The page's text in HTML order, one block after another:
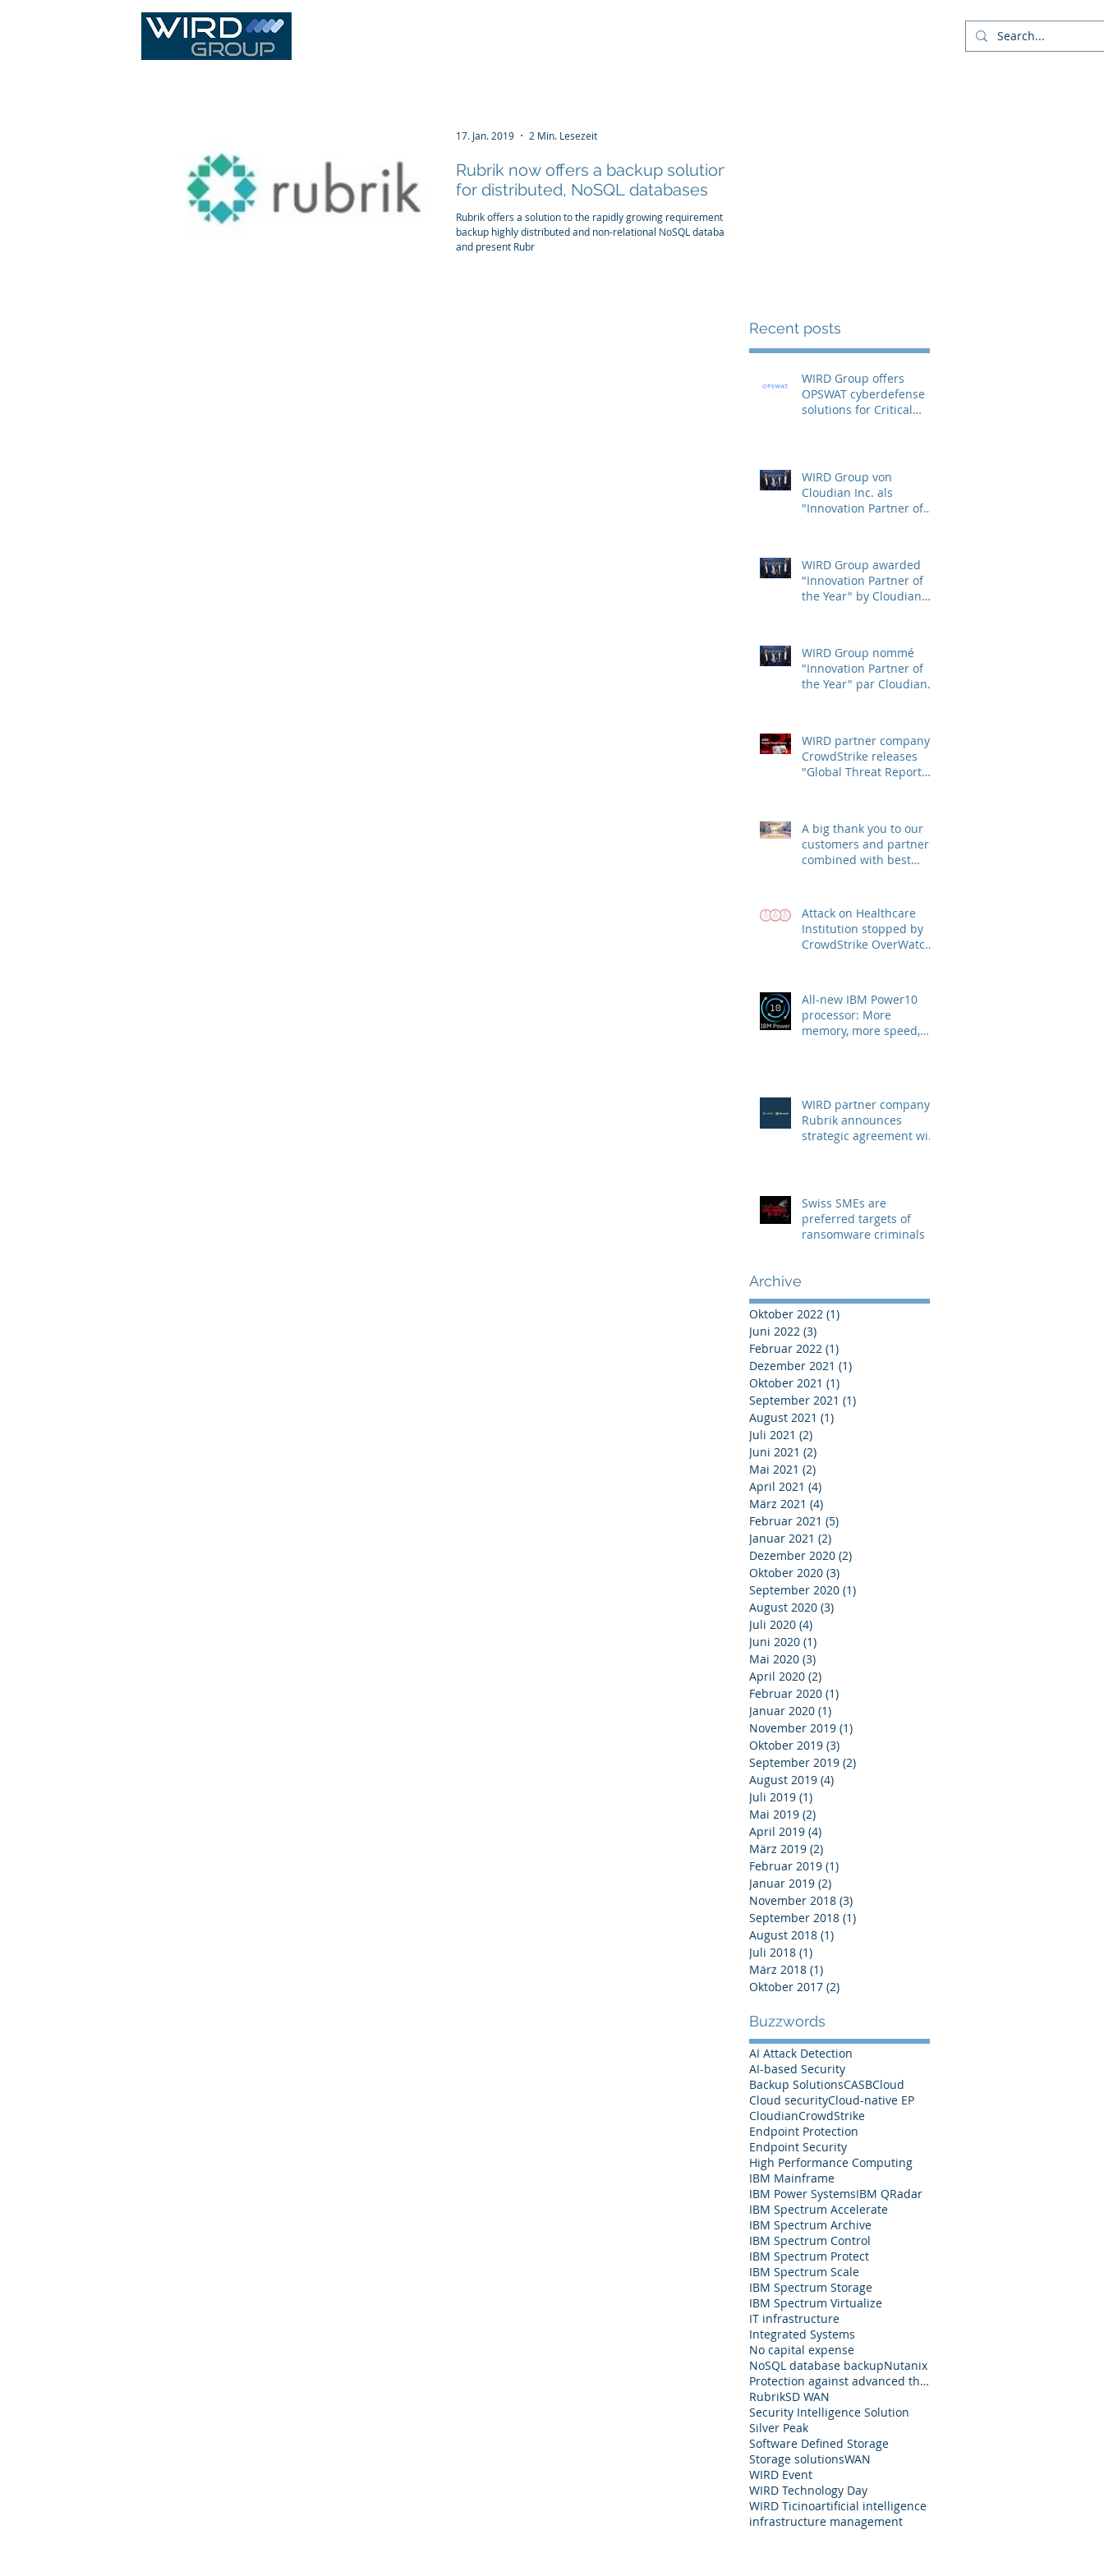
Rubrik now offers a backup solution
for distributed, NoSQL databases
Rubrik offers a solution to the rapidly growing requirement to
backup highly distributed and non-relational NoSQL databases
and present Rubr
17. Jan. 2019 2 Min. Lesezeit
Recent posts
WIRD Group offers
OPSWAT cyberdefense
solutions for Critical
WIRD Group von
Cloudian Inc. als
"Innovation Partner of
WIRD Group awarded
"Innovation Partner of
the Year" by Cloudian
WIRD Group nommé
"Innovation Partner of
the Year" par Cloudian
WIRD partner company
CrowdStrike releases
"Global Threat Report
A big thank you to our
customers and partners,
combined with best
Attack on Healthcare
Institution stopped by
CrowdStrike OverWatch
All-new IBM Power10
processor: More
memory, more speed,
WIRD partner company
Rubrik announces
strategic agreement with
Swiss SMEs are
preferred targets of
ransomware criminals
Archive
Oktober 2022 (1)
Juni 2022 (3)
Februar 2022 (1)
Dezember 2021 (1)
Oktober 2021 (1)
September 2021 (1)
August 2021 (1)
Juli 2021 (2)
Juni 2021 (2)
Mai 2021 (2)
April 2021 (4)
März 2021 (4)
Februar 2021 (5)
Januar 2021 (2)
Dezember 2020 (2)
Oktober 2020 (3)
September 2020 (1)
August 2020 (3)
Juli 2020 (4)
Juni 2020 (1)
Mai 2020 (3)
April 2020 (2)
Februar 2020 (1)
Januar 2020 (1)
November 2019 (1)
Oktober 2019 (3)
September 2019 (2)
August 2019 (4)
Juli 2019 (1)
Mai 2019 (2)
April 2019 (4)
März 2019 (2)
Februar 2019 (1)
Januar 2019 (2)
November 2018 (3)
September 2018 (1)
August 2018 (1)
Juli 2018 (1)
März 2018 (1)
Oktober 2017 (2)
Buzzwords
AI Attack Detection
AI-based Security
Backup SolutionsCASBCloud
Cloud securityCloud-native EP
CloudianCrowdStrike
Endpoint Protection
Endpoint Security
High Performance Computing
IBM Mainframe
IBM Power SystemsIBM QRadar
IBM Spectrum Accelerate
IBM Spectrum Archive
IBM Spectrum Control
IBM Spectrum Protect
IBM Spectrum Scale
IBM Spectrum Storage
IBM Spectrum Virtualize
IT infrastructure
Integrated Systems
No capital expense
NoSQL database backupNutanix
Protection against advanced threats
RubrikSD WAN
Security Intelligence Solution
Silver Peak
Software Defined Storage
Storage solutionsWAN
WIRD Event
WIRD Technology Day
WIRD Ticinoartificial intelligence
infrastructure management